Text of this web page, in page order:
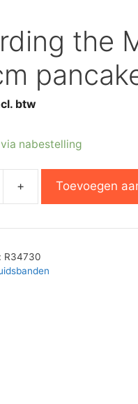
the
btw
nabestelling
+ Toevoegen
R34730